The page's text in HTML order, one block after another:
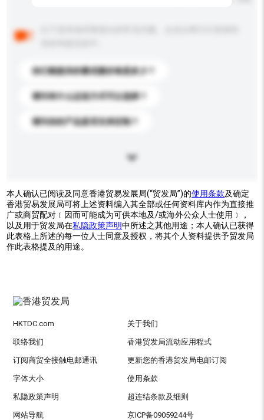
你们能提供的最优惠价格是多少？
请问有什么运送方式可以选择？
请问你的产品是否支持定制？
本人确认已阅读及同意香港贸易发展局(“贸发局”)的使用条款及确定
香港贸易发展局可将上述资料编入其全部或任何资料库内作为直接推
广或商贸配对﹝因而可能成为可供本地及/或海外公众人士使用﹞，
以及用于贸发局在私隐政策声明中所述之其他用途；本人确认已获得
此表格上所述的每一位人士同意及授权，将其个人资料提供予贸发局
作此表格提及的用途。
HKTDC.com 关于我们
联络我们 香港贸发局流动应用程式
订阅商贸全接触电邮通讯 更新您的香港贸发局电邮订阅
字体大小 使用条款
私隐政策声明 超连结条款及细则
网站导航 京ICP备09059244号